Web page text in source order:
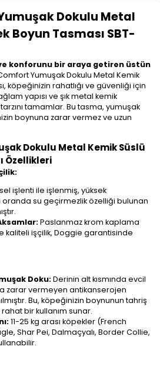
Dokulu Metal
Boyun Tasması SBT-
konforunu bir araya getiren üstün
Yumuşak Dokulu Metal Kemik
köpeğinizin rahatlığı ve güvenliği için
yapısı ve şık metal kemik
tamamlar. Bu tasma, yumuşak
boynuna zarar vermez ve uzun
Dokulu Metal Kemik Süslü
Özellikleri
işlenti ile işlenmiş, yüksek
su geçirmezlik özelliği bulunan
Paslanmaz krom kaplama
kaliteli işçilik, Doggie garantisinde
Doku:Derinin alt kısmında evcil
zarar vermeyen antikanserojen
Bu, köpeğinizin boynunun tahriş
bir kullanım sunar.
11-25 kg arası köpekler (French
Shar Pei, Dalmaçyalı, Border Collie,